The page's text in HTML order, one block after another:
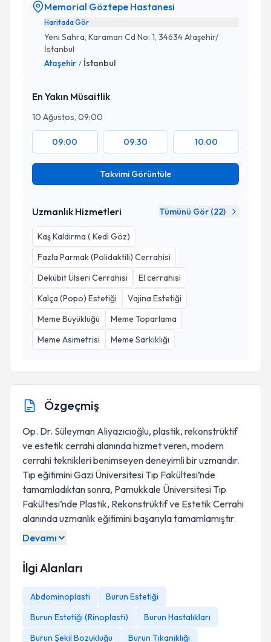
Memorial Göztepe Hastanesi
Haritada Gör
Yeni Sahra, Karaman Cd No: 1, 34634 Ataşehir/
İstanbul
Ataşehir / İstanbul
En Yakın Müsaitlik
10 Ağustos, 09:00
09:00 09:30 10:00
Takvimi Görüntüle
Uzmanlık Hizmetleri Tümünü Gör (22)
Kaş Kaldırma ( Kedi Göz)
Fazla Parmak (Polidaktili) Cerrahisi
Dekübit Ülseri Cerrahisi
El cerrahisi
Kalça (Popo) Estetiği
Vajina Estetiği
Meme Büyüklüğü
Meme Toparlama
Meme Asimetrisi
Meme Sarkıklığı
Özgeçmiş
Op. Dr. Süleyman Aliyazıcıoğlu, plastik, rekonstrüktif
ve estetik cerrahi alanında hizmet veren, modern
cerrahi teknikleri benimseyen deneyimli bir uzmandır.
Tıp eğitimini Gazi Üniversitesi Tıp Fakültesi’nde
tamamladıktan sonra, Pamukkale Üniversitesi Tıp
Fakültesi’nde Plastik, Rekonstrüktif ve Estetik Cerrahi
alanında uzmanlık eğitimini başarıyla tamamlamıştır.
Devamı
İlgi Alanları
Abdominoplasti
Burun Estetiği
Burun Estetiği (Rinoplasti)
Burun Hastalıkları
Burun Şekil Bozukluğu
Burun Tıkanıklığı